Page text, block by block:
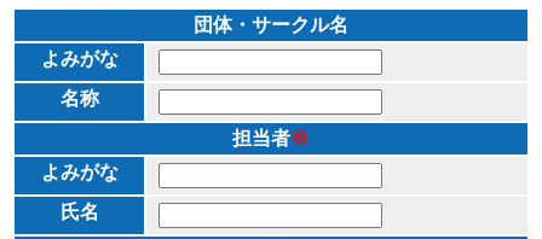
団体・サークル名
よみがな
名称
担当者※
よみがな
氏名